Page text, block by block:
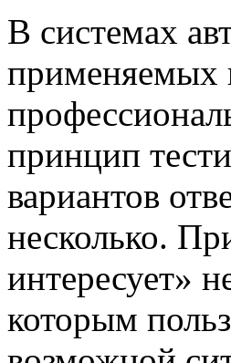
В системах
применяемых
принцип
вариантов
несколько.
интересует»
которым